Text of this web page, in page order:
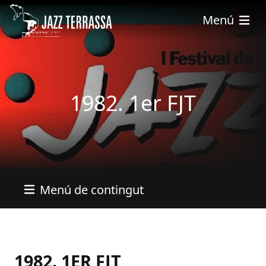
Vés al contingut
Menú
1982. 1er FJT
Menú de contingut
1982. 1ER FJT